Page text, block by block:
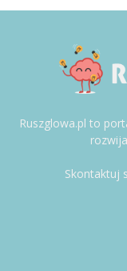
Ruszglowa.pl to
Skontaktuj